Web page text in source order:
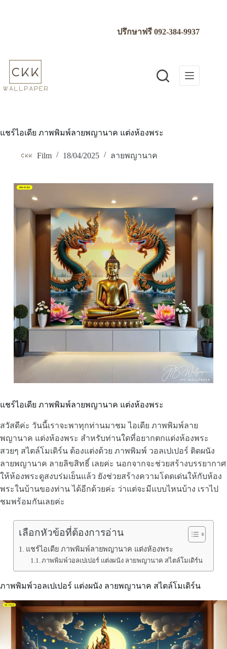
ปรึกษาฟรี092-384-9937
แชร์ไอเดีย ภาพพิมพ์ลายพญานาค แต่งห้องพระ
Film 18/04/2025 ลายพญานาค
แชร์ไอเดีย ภาพพิมพ์ลายพญานาค แต่งห้องพระ
สวัสดีค่ะ วันนี้เราจะพาทุกท่านมาชม ไอเดีย ภาพพิมพ์ลาย
พญานาค แต่งห้องพระ สำหรับท่านใดที่อยากตกแต่งห้องพระ
สวยๆ สไตล์โมเดิร์น ต้องแต่งด้วย ภาพพิมพ์ วอลเปเปอร์ ติดผนัง
ลายพญานาค ลายลิขสิทธิ์ เลยค่ะ นอกจากจะช่วยสร้างบรรยากาศ
ให้ห้องพระดูสงบร่มเย็นแล้ว ยังช่วยสร้างความโดดเด่นให้กับห้อง
พระในบ้านของท่าน ได้อีกด้วยค่ะ ว่าแต่จะมีแบบไหนบ้าง เราไป
ชมพร้อมกันเลยค่ะ
เลือกหัวข้อที่ต้องการอ่าน
แชร์ไอเดีย ภาพพิมพ์ลายพญานาค แต่งห้องพระ
ภาพพิมพ์วอลเปเปอร์ แต่งผนัง ลายพญานาค สไตล์โมเดิร์น
ภาพพิมพ์วอลเปเปอร์ แต่งผนัง ลายพญานาค สไตล์โมเดิร์น